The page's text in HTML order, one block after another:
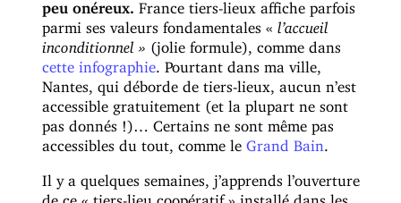
peu onéreux.
France tiers-lieux affiche parfois
parmi ses valeurs fondamentales « l’accueil
inconditionnel »
(jolie formule), comme dans
cette infographie
. Pourtant dans ma ville,
Nantes, qui déborde de tiers-lieux, aucun n’est
accessible gratuitement (et la plupart ne sont
pas donnés !)… Certains ne sont même pas
accessibles du tout, comme le Grand Bain
Il y a quelques semaines, j’apprends l’ouverture
de ce « tiers-lieu coopératif » installé dans les